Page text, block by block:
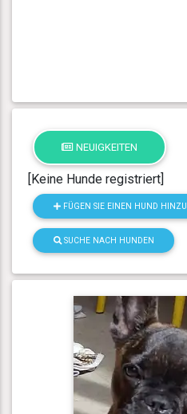
NEUIGKEITEN
[Keine Hunde registriert]
FÜGEN SIE EINEN HUND HINZU
SUCHE NACH HUNDEN